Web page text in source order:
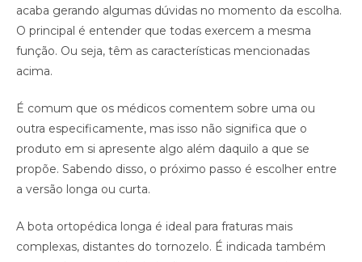
acaba gerando algumas dúvidas no momento da escolha.
O principal é entender que todas exercem a mesma
função. Ou seja, têm as características mencionadas
acima.
É comum que os médicos comentem sobre uma ou
outra especificamente, mas isso não significa que o
produto em si apresente algo além daquilo a que se
propõe. Sabendo disso, o próximo passo é escolher entre
a versão longa ou curta.
A bota ortopédica longa é ideal para fraturas mais
complexas, distantes do tornozelo. É indicada também